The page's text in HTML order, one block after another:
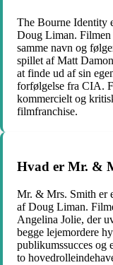
The Bourne Identity
Doug Liman. Filmen
samme navn og
spillet af Matt
at finde ud af sin
forfølgelse fra CIA.
kommercielt og
filmfranchise.
Hvad er Mr. &
Mr. & Mrs. Smith er
af Doug Liman.
Angelina Jolie, der
begge lejemordere
publikumssucces og
to